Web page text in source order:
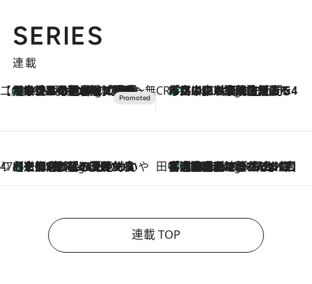
SERIES
連載
【CREA×星野リゾート】唯一無二。癒しと発見が待つ場所へ
16 Minutes Ago
【トンボの足水浴】ヒノキの香りに包まれて涼感マックス！約13℃の湧水かけ流しを避暑地「星野温泉 トンボの湯」で体験 CREA'S CHOICE
2 Hours Ago
「立川にも歌舞伎があるんだよ」 片岡仁左衛門・市川中車ら豪華座組みで4年目の立川立飛歌舞伎へ
47都道府県の手みやげ ひんやりスイーツで夏を満喫
2 Hours Ago
【京都府】この夏絶対食べたい 冷やしておいしいおやつ3選 ひと口目から心を掴む新緑のテリーヌ 田中稲の勝手に再ブーム
7 Hours Ago
「湘南乃風に憧れて」観客大盛上がりの“タオル回し”に、ラッパー顔負けの高速歌唱まで…さだまさし（74）のアグレッシブすぎる現在地
連載 TOP